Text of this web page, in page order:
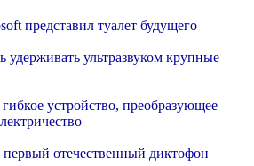
представил туалет будущего
удерживать ультразвуком крупные
устройство, преобразующее
отечественный диктофон